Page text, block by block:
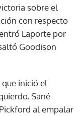
sobre el
con respecto
Laporte por
Goodison
inició el
Sané
al empalar